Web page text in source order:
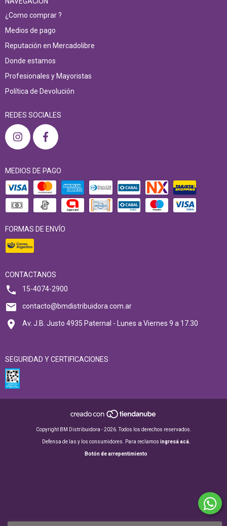
¿Como comprar ?
Medios de pago
Reputación en Mercadolibre
Donde estamos
Profesionales y Mayoristas
Política de Devolución
REDES SOCIALES
MEDIOS DE PAGO
FORMAS DE ENVÍO
CONTACTANOS
15-4074-2900
contacto@bmdistribuidora.com.ar
Av. J.B. Justo 4935 Paternal - Lunes a Viernes 9 a 17.30
SEGURIDAD Y CERTIFICACIONES
Copyright BM Distribuidora - 2026. Todos los derechos reservados.
Defensa de las y los consumidores. Para reclamos ingresá acá.
Botón de arrepentimiento